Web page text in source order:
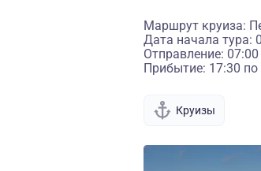
Маршрут круиза:
Дата начала тура:
Отправление:
Прибытие: 17:30
Круизы